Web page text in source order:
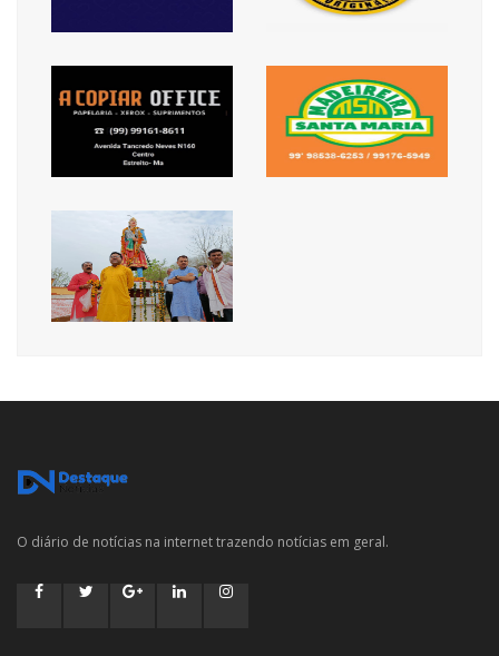
O diário de notícias na internet trazendo notícias em geral.